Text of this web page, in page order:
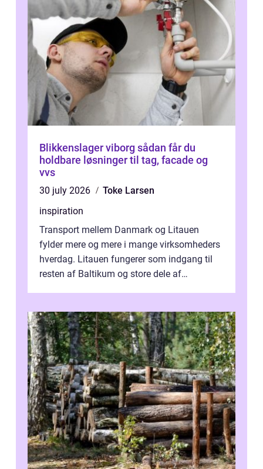
Blikkenslager viborg sådan får du
holdbare løsninger til tag, facade og
vvs
30 july 2026
Toke Larsen
inspiration
Transport mellem Danmark og Litauen
fylder mere og mere i mange virksomheders
hverdag. Litauen fungerer som indgang til
resten af Baltikum og store dele af